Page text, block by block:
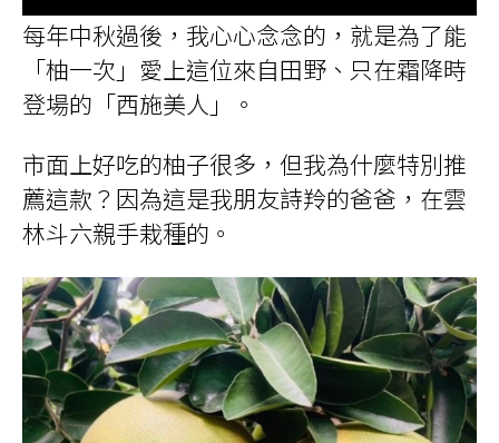
每年中秋過後，我心心念念的，就是為了能
「柚一次」愛上這位來自田野、只在霜降時
登場的「西施美人」。
市面上好吃的柚子很多，但我為什麼特別推
薦這款？因為這是我朋友詩羚的爸爸，在雲
林斗六親手栽種的。